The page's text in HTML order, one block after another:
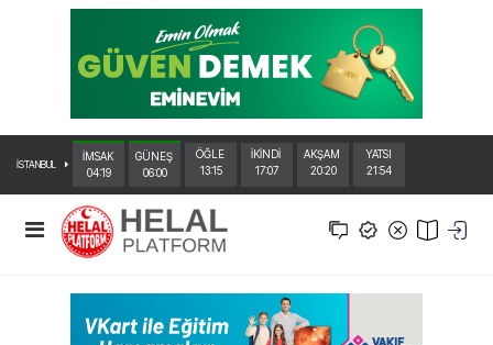
İSTANBUL
İMSAK
04:19
GÜNEŞ
06:00
ÖĞLE
13:15
İKİNDİ
17:07
AKŞAM
20:20
YATSI
21:54